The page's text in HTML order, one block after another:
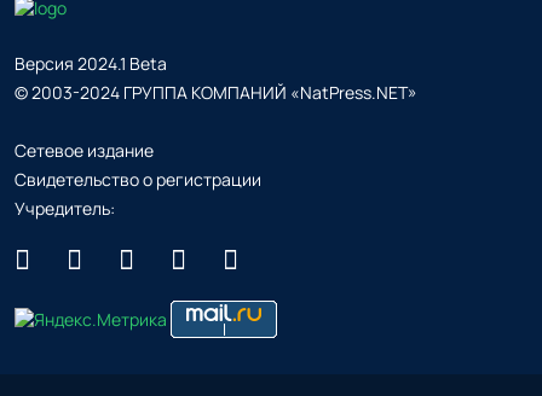
Версия 2024.1 Beta
© 2003-2024 ГРУППА КОМПАНИЙ «NatPress.NET»
Сетевое издание
Свидетельство о регистрации
Учредитель: